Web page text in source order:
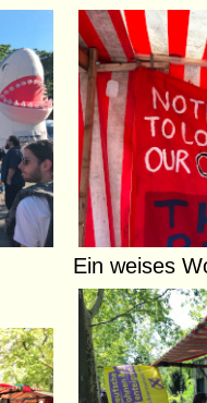
Ein weises